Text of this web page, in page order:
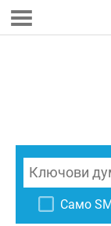
Само